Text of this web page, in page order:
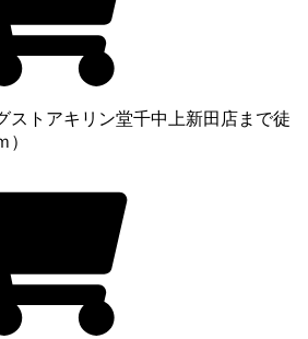
ストアキリン堂千中上新田店まで徒
）